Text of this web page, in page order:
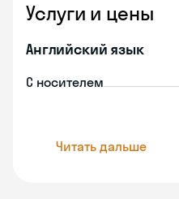
Услуги и цены
Английский язык
С носителем
Читать дальше